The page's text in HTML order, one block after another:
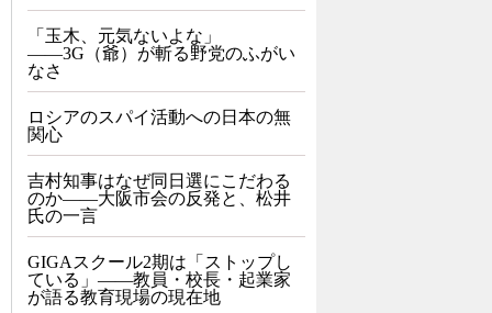
「玉木、元気ないよな」
――3G（爺）が斬る野党のふがい
なさ
ロシアのスパイ活動への日本の無
関心
吉村知事はなぜ同日選にこだわる
のか――大阪市会の反発と、松井
氏の一言
GIGAスクール2期は「ストップし
ている」——教員・校長・起業家
が語る教育現場の現在地